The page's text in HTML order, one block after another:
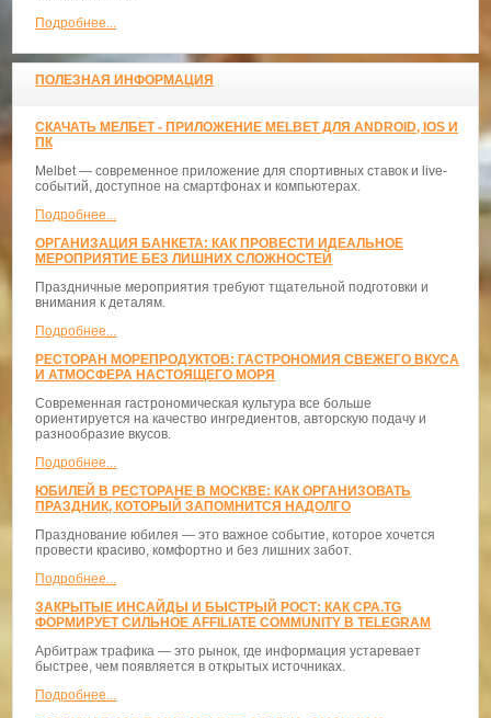
Подробнее...
ПОЛЕЗНАЯ ИНФОРМАЦИЯ
СКАЧАТЬ МЕЛБЕТ - ПРИЛОЖЕНИЕ MELBET ДЛЯ ANDROID, IOS И
ПК
Melbet — современное приложение для спортивных ставок и live-
событий, доступное на смартфонах и компьютерах.
Подробнее...
ОРГАНИЗАЦИЯ БАНКЕТА: КАК ПРОВЕСТИ ИДЕАЛЬНОЕ
МЕРОПРИЯТИЕ БЕЗ ЛИШНИХ СЛОЖНОСТЕЙ
Праздничные мероприятия требуют тщательной подготовки и
внимания к деталям.
Подробнее...
РЕСТОРАН МОРЕПРОДУКТОВ: ГАСТРОНОМИЯ СВЕЖЕГО ВКУСА
И АТМОСФЕРА НАСТОЯЩЕГО МОРЯ
Современная гастрономическая культура все больше
ориентируется на качество ингредиентов, авторскую подачу и
разнообразие вкусов.
Подробнее...
ЮБИЛЕЙ В РЕСТОРАНЕ В МОСКВЕ: КАК ОРГАНИЗОВАТЬ
ПРАЗДНИК, КОТОРЫЙ ЗАПОМНИТСЯ НАДОЛГО
Празднование юбилея — это важное событие, которое хочется
провести красиво, комфортно и без лишних забот.
Подробнее...
ЗАКРЫТЫЕ ИНСАЙДЫ И БЫСТРЫЙ РОСТ: КАК CPA.TG
ФОРМИРУЕТ СИЛЬНОЕ AFFILIATE COMMUNITY В TELEGRAM
Арбитраж трафика — это рынок, где информация устаревает
быстрее, чем появляется в открытых источниках.
Подробнее...